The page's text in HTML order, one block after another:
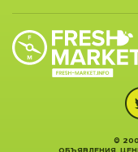
©
ОБЪЯВЛЕНИЯ,